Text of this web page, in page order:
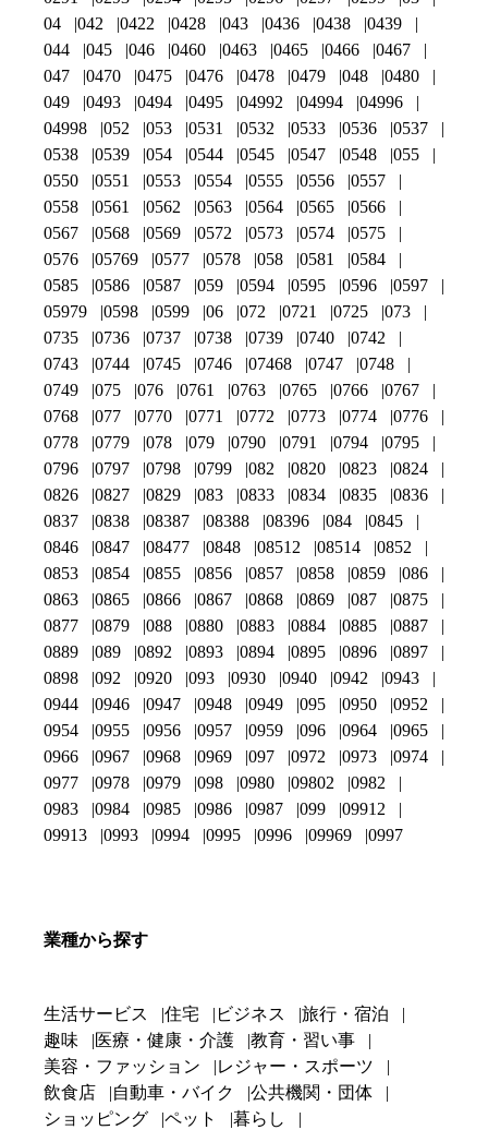
04
042 0422 0428 043 0436 0438
0439
044
045 046 0460 0463 0465 0466
0467
047
0470 0475 0476 0478 0479 048
0480
049
0493 0494 0495 04992 04994
04996
04998
052 053 0531 0532 0533 0536
0537
0538
0539 054 0544 0545 0547 0548
055
0550
0551 0553 0554 0555 0556
0557
0558
0561 0562 0563 0564 0565
0566
0567
0568 0569 0572 0573 0574
0575
0576
05769 0577 0578 058 0581
0584
0585
0586 0587 059 0594 0595 0596
0597
05979
0598 0599 06 072 0721 0725
073
0735
0736 0737 0738 0739 0740
0742
0743
0744 0745 0746 07468 0747
0748
0749
075 076 0761 0763 0765 0766
0767
0768
077 0770 0771 0772 0773 0774
0776
0778
0779 078 079 0790 0791 0794
0795
0796
0797 0798 0799 082 0820 0823
0824
0826
0827 0829 083 0833 0834 0835
0836
0837
0838 08387 08388 08396 084
0845
0846
0847 08477 0848 08512 08514
0852
0853
0854 0855 0856 0857 0858 0859
086
0863
0865 0866 0867 0868 0869 087
0875
0877
0879 088 0880 0883 0884 0885
0887
0889
089 0892 0893 0894 0895 0896
0897
0898
092 0920 093 0930 0940 0942
0943
0944
0946 0947 0948 0949 095 0950
0952
0954
0955 0956 0957 0959 096 0964
0965
0966
0967 0968 0969 097 0972 0973
0974
0977
0978 0979 098 0980 09802
0982
0983
0984 0985 0986 0987 099
09912
09913
0993 0994 0995 0996 09969 0997
業種から探す
生活サービス 住宅 ビジネス
旅行・宿泊
趣味
医療・健康・介護
教育・習い事
美容・ファッション
レジャー・スポーツ
飲食店
自動車・バイク
公共機関・団体
ショッピング
ペット
暮らし